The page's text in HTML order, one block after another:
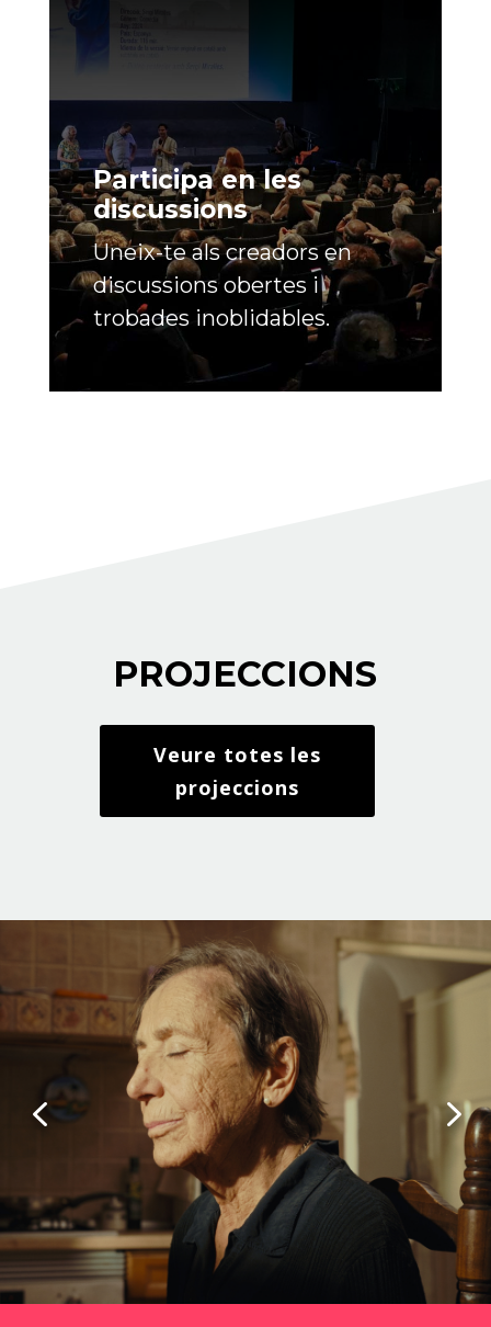
Participa en les
discussions
Uneix-te als creadors en
discussions obertes i
trobades inoblidables.
PROJECCIONS
Veure totes les
projeccions